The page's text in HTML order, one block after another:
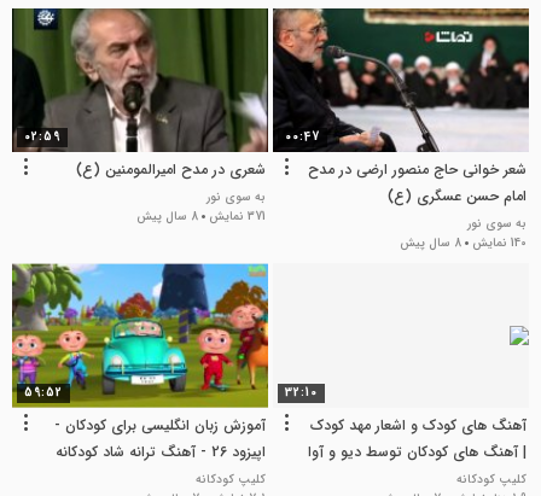
00:47
شعر خوانی حاج منصور ارضی در مدح
امام حسن عسگری (ع)
به سوی نور
140 نمایش
8 سال پیش
02:59
شعری در مدح امیرالمومنین (ع)
به سوی نور
371 نمایش
8 سال پیش
32:10
آهنگ های کودک و اشعار مهد کودک
| آهنگ های کودکان توسط دیو و آوا
کلیپ کودکانه
59:52
آموزش زبان انگلیسی برای کودکان -
اپیزود 26 - آهنگ ترانه شاد کودکانه
کلیپ کودکانه